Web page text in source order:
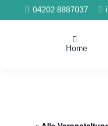
04202 8887037
Home